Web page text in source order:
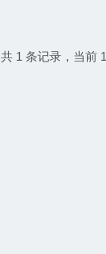
共 1 条记录，当